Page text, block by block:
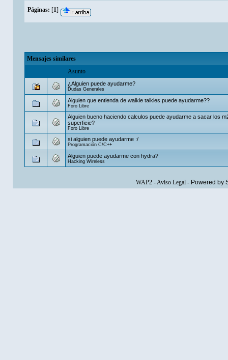
Páginas: [1]
Mensajes similares
Asunto
¿Alguien puede ayudarme?
Dudas Generales
Alguien que entienda de walkie talkies puede ayudarme??
Foro Libre
Alguien bueno haciendo calculos puede ayudarme a sacar los
superficie?
Foro Libre
si alguien puede ayudarme :/
Programación C/C++
Alguien puede ayudarme con hydra?
Hacking Wireless
WAP2-Aviso Legal- Powered by